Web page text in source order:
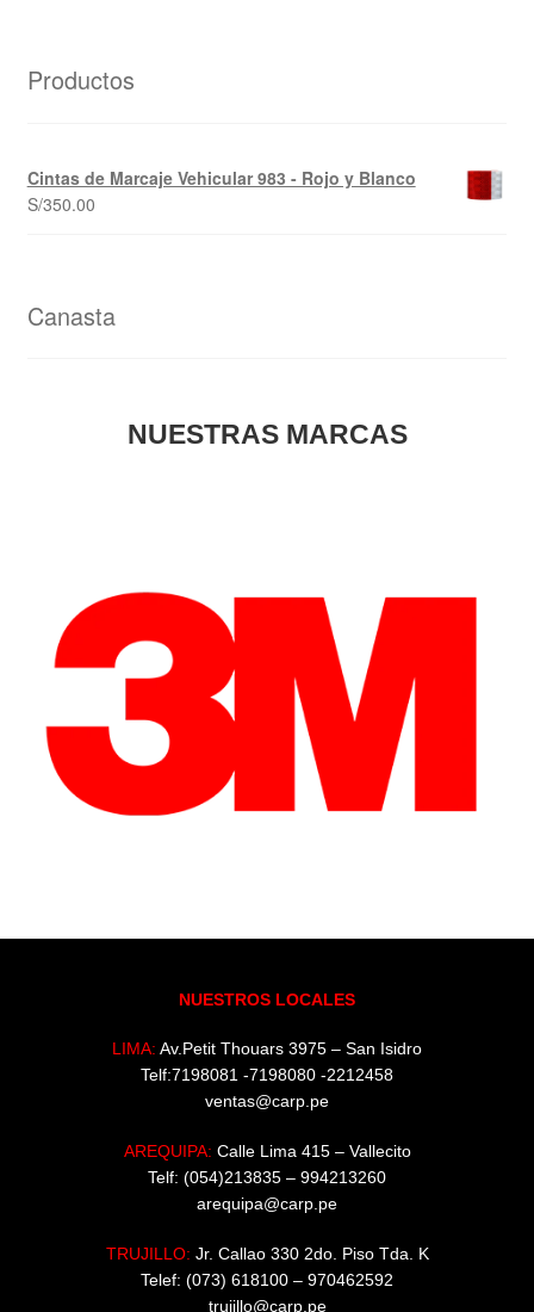
Productos
Cintas de Marcaje Vehicular 983 - Rojo y Blanco
S/350.00
Canasta
NUESTRAS MARCAS
NUESTROS LOCALES
LIMA: Av.Petit Thouars 3975 – San Isidro
Telf:7198081 -7198080 -2212458
ventas@carp.pe
AREQUIPA: Calle Lima 415 – Vallecito
Telf: (054)213835 – 994213260
arequipa@carp.pe
TRUJILLO: Jr. Callao 330 2do. Piso Tda. K
Telef: (073) 618100 – 970462592
trujillo@carp.pe